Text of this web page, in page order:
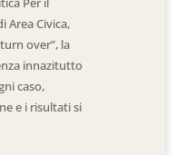
Area Civica,
over”, la
innazitutto
caso,
e i risultati si